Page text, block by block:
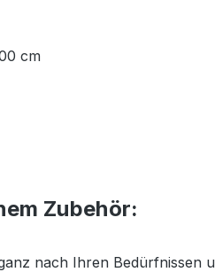
cm
Zubehör:
nach Ihren Bedürfnissen